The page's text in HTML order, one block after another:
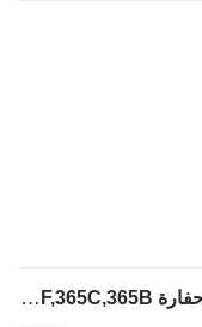
قوس المحرك Caterpillar 208-1972 لـ حفارة Caterpillar 374,374F,365C,365B